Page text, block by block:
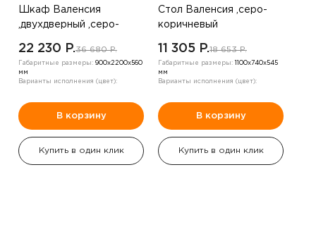
Шкаф Валенсия
,двухдверный ,серо-
22 230 P.36 680 P.
Габаритные размеры: 900х2200х560
мм
Варианты исполнения (цвет):
В корзину
Купить в один клик
Стол Валенсия ,серо-
коричневый
11 305 P.18 653 P.
Габаритные размеры: 1100х740х545
мм
Варианты исполнения (цвет):
В корзину
Купить в один клик